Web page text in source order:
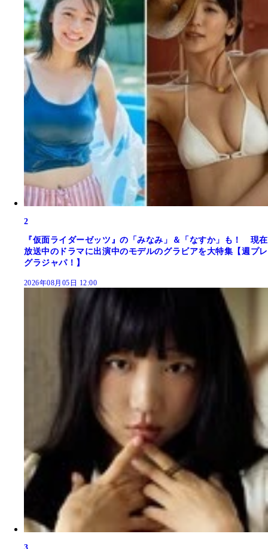
2
『仮面ライダーゼッツ』の「みなみ」＆「なすか」も！ 現在
放送中のドラマに出演中のモデルのグラビアを大特集【週プレ
グラジャパ！】
2026年08月05日 12:00